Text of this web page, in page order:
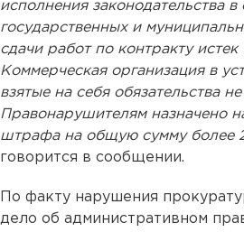
исполнения законодательства
государственных и
сдачи работ по контракту истек
Коммерческая организация в
взятые на себя обязательства
Правонарушителям назначено
штрафа на общую сумму более
говорится в сообщении.
По факту нарушения
дело об административном